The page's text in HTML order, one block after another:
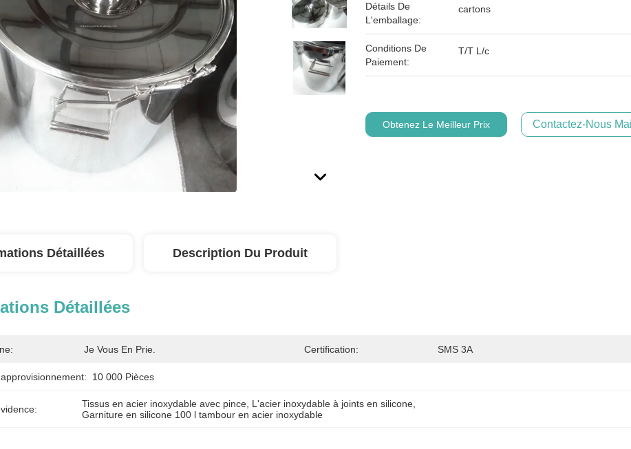
Détails De
L'emballage:
cartons
Conditions De
Paiement:
T/T L/c
Obtenez Le Meilleur Prix Contactez-Nous
Détaillées Description Du Produit
Détaillées
Je Vous En Prie. Certification: SMS 3A
10 000 Pièces
Tissus en acier inoxydable avec pince L'acier inoxydable à joints en silicone
Garniture en silicone 100 l tambour en acier inoxydable